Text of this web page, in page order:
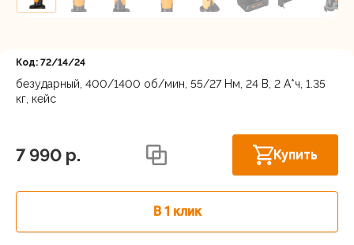
Код: 72/14/24
безударный, 400/1400 об/мин, 55/27 Нм, 24 В, 2 А*ч, 1.35
кг, кейс
7 990 p. Купить
В 1 клик